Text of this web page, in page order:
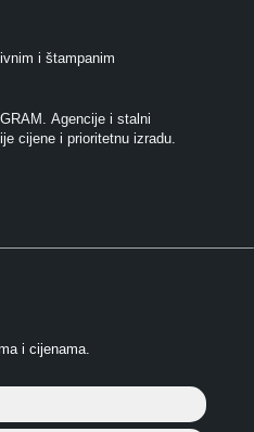
i štampanim
Agencije i stalni
cijene i prioritetnu izradu.
i cijenama.